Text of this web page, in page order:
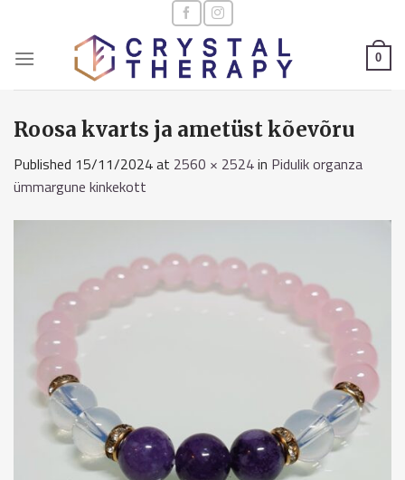
content
0
Roosa kvarts ja ametüst kõevõru
Published 15/11/2024at 2560 × 2524in Pidulik organza
ümmargune kinkekott